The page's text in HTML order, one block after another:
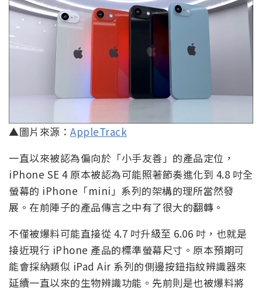
▲圖片來源： AppleTrack
一直以來被認為偏向於「小手友善」的產品定位，
iPhone SE 4 原本被認為可能照著節奏進化到 4.8 吋全
螢幕的 iPhone「mini」系列的架構的理所當然發
展。在前陣子的產品傳言之中有了很大的翻轉。
不僅被爆料可能直接從 4.7 吋升級至 6.06 吋，也就是
接近現行 iPhone 產品的標準螢幕尺寸。原本預期可
能會採納類似 iPad Air 系列的側邊按鈕指紋辨識器來
延續一直以來的生物辨識功能。先前則是也被爆料將